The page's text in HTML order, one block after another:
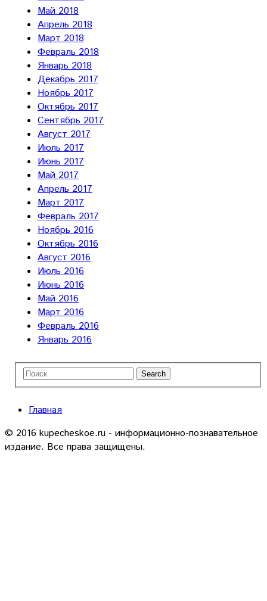
Май 2018
Апрель 2018
Март 2018
Февраль 2018
Январь 2018
Декабрь 2017
Ноябрь 2017
Октябрь 2017
Сентябрь 2017
Август 2017
Июль 2017
Июнь 2017
Май 2017
Апрель 2017
Март 2017
Февраль 2017
Ноябрь 2016
Октябрь 2016
Август 2016
Июль 2016
Июнь 2016
Май 2016
Март 2016
Февраль 2016
Январь 2016
Главная
© 2016 kupecheskoe.ru - информационно-познавательное
издание. Все права защищены.